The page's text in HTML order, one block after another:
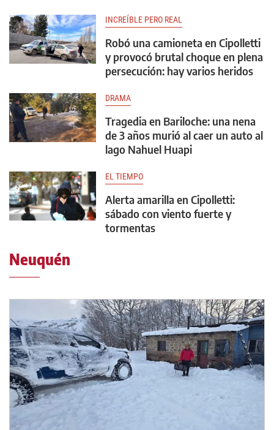
INCREÍBLE PERO REAL
Robó una camioneta en Cipolletti
y provocó brutal choque en plena
persecución: hay varios heridos
DRAMA
Tragedia en Bariloche: una nena
de 3 años murió al caer un auto al
lago Nahuel Huapi
EL TIEMPO
Alerta amarilla en Cipolletti:
sábado con viento fuerte y
tormentas
Neuquén